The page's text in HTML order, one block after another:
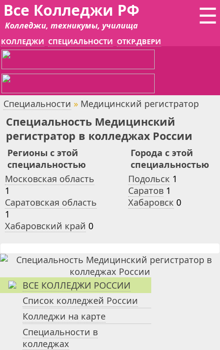
☰
Все Колледжи РФ
Колледжи, техникумы, училища
КОЛЛЕДЖИ СПЕЦИАЛЬНОСТИ ОТКР.ДВЕРИ
Специальности » Медицинский регистратор
Специальность Медицинский
регистратор в колледжах России
Регионы с этой
специальностью
Московская область
1
Саратовская область
1
Хабаровский край 0
Города с этой
специальностью
Подольск 1
Саратов 1
Хабаровск 0
ВСЕ КОЛЛЕДЖИ РОССИИ
Список колледжей России
Колледжи на карте
Специальности в
колледжах